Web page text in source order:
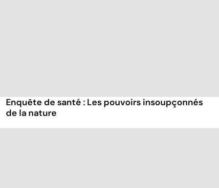
Enquête de santé : Les pouvoirs insoupçonnés
de la nature